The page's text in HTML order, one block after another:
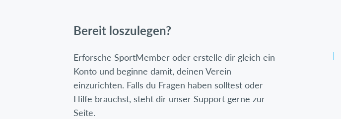
Bereit loszulegen?
Erforsche SportMember oder erstelle dir gleich ein
Konto und beginne damit, deinen Verein
einzurichten. Falls du Fragen haben solltest oder
Hilfe brauchst, steht dir unser Support gerne zur
Seite.